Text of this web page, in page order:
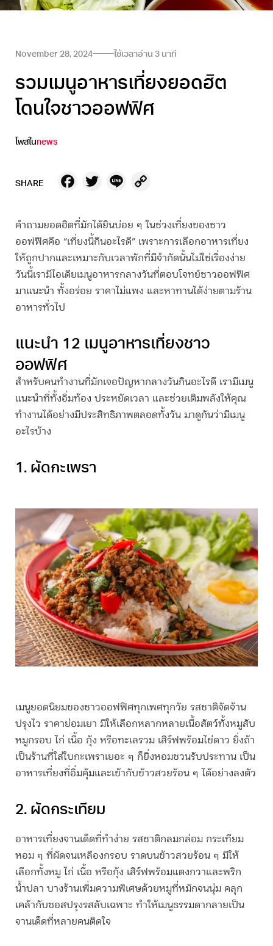
November 28, 2024 ใช้เวลาอ่าน 3 นาที
รวมเมนูอาหารเที่ยงยอดฮิต
โดนใจชาวออฟฟิศ
โพสในnews
SHARE Facebook
Twitter
Line
คำถามยอดฮิตที่มักได้ยินบ่อย ๆ ในช่วงเที่ยงของชาว
ออฟฟิศคือ “เที่ยงนี้กินอะไรดี” เพราะการเลือกอาหารเที่ยง
ให้ถูกปากและเหมาะกับเวลาพักที่มีจำกัดนั้นไม่ใช่เรื่องง่าย
วันนี้เรามีไอเดียเมนูอาหารกลางวันที่ตอบโจทย์ชาวออฟฟิศ
มาแนะนำ ทั้งอร่อย ราคาไม่แพง และหาทานได้ง่ายตามร้าน
อาหารทั่วไป
แนะนำ 12 เมนูอาหารเที่ยงชาว
ออฟฟิศ
สำหรับคนทำงานที่มักเจอปัญหากลางวันกินอะไรดี เรามีเมนู
แนะนำที่ทั้งอิ่มท้อง ประหยัดเวลา และช่วยเติมพลังให้คุณ
ทำงานได้อย่างมีประสิทธิภาพตลอดทั้งวัน มาดูกันว่ามีเมนู
อะไรบ้าง
1. ผัดกะเพรา
เมนูยอดนิยมของชาวออฟฟิศทุกเพศทุกวัย รสชาติจัดจ้าน
ปรุงไว ราคาย่อมเยา มีให้เลือกหลากหลายเนื้อสัตว์ทั้งหมูสับ
หมูกรอบ ไก่ เนื้อ กุ้ง หรือทะเลรวม เสิร์ฟพร้อมไข่ดาว ยิ่งถ้า
เป็นร้านที่ใส่ใบกะเพราเยอะ ๆ ก็ยิ่งหอมชวนรับประทาน เป็น
อาหารเที่ยงที่อิ่มคุ้มและเข้ากับข้าวสวยร้อน ๆ ได้อย่างลงตัว
2. ผัดกระเทียม
อาหารเที่ยงจานเด็ดที่ทำง่าย รสชาติกลมกล่อม กระเทียม
หอม ๆ ที่ผัดจนเหลืองกรอบ ราดบนข้าวสวยร้อน ๆ มีให้
เลือกทั้งหมู ไก่ เนื้อ หรือกุ้ง เสิร์ฟพร้อมแตงกวาและพริก
น้ำปลา บางร้านเพิ่มความพิเศษด้วยหมูที่หมักจนนุ่ม คลุก
เคล้ากับซอสปรุงรสลับเฉพาะ ทำให้เมนูธรรมดากลายเป็น
จานเด็ดที่หลายคนติดใจ